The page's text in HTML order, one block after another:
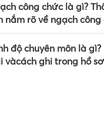
công chức là gì?
nắm rõ về ngạch công
độ chuyên môn là gì?
vàcách ghi trong hồ